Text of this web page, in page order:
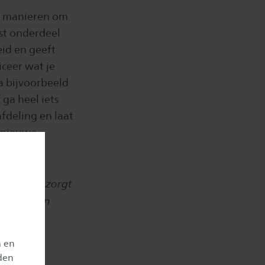
en
om
onderdeel
en geeft
wat je
bijvoorbeeld
heel iets
en laat
zorgt
naar een